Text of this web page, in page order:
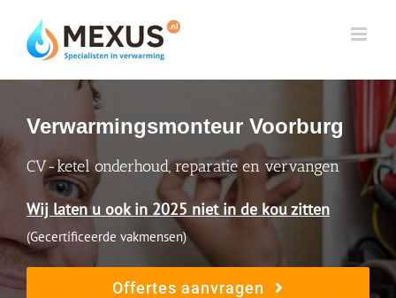
content
Verwarmingsmonteur Voorburg
CV-ketel onderhoud, reparatie en vervangen
Wij laten u ook in 2025 niet in de kou zitten
(Gecertificeerde vakmensen)
Offertes aanvragen